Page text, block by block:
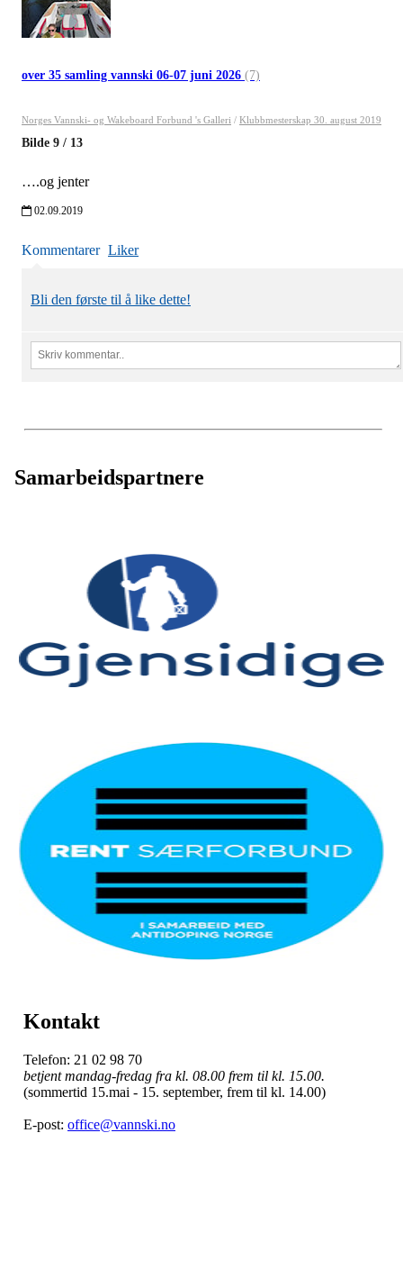
over 35 samling vannski 06-07 juni 2026 (7)
Norges Vannski- og Wakeboard Forbund 's Galleri / Klubbmesterskap 30. august 2019
Bilde 9 / 13
….og jenter
02.09.2019
Kommentarer Liker
Bli den første til å like dette!
Samarbeidspartnere
Kontakt
Telefon: 21 02 98 70
betjent mandag-fredag fra kl. 08.00 frem til kl. 15.00.
(sommertid 15.mai - 15. september, frem til kl. 14.00)
E-post: office@vannski.no